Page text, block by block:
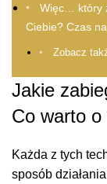
Więc… który
Ciebie? Czas
Zobacz
Jakie
Co warto
Każda z tych
sposób